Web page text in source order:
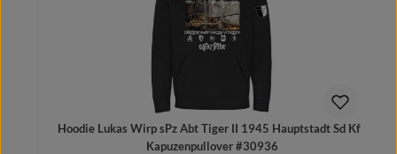
Hoodie Lukas Wirp sPz Abt Tiger II 1945 Hauptstadt Sd Kfz
Kapuzenpullover #30936